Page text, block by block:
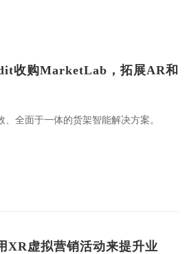
收购MarketLab，拓展AR和
全面于一体的货架智能解决方案。
XR虚拟营销活动来提升业